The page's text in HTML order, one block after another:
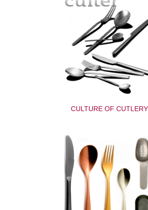
CULTURE OF CUTLERY